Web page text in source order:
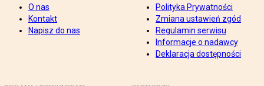
O nas
Kontakt
Napisz do nas
Polityka Prywatności
Zmiana ustawień zgód
Regulamin serwisu
Informacje o nadawcy
Deklaracja dostępności